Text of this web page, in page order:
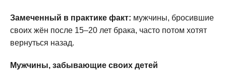
Замеченный в практике факт: мужчины, бросившие
своих жён после 15–20 лет брака, часто потом хотят
вернуться назад.
Мужчины, забывающие своих детей